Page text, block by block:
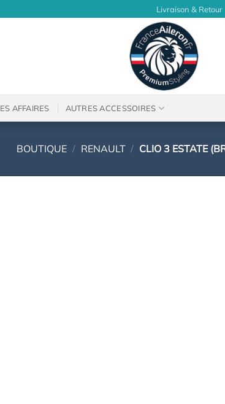
Livraison & Retour
AFFAIRES AUTRES ACCESSOIRES
BOUTIQUE / RENAULT / CLIO 3 ESTATE